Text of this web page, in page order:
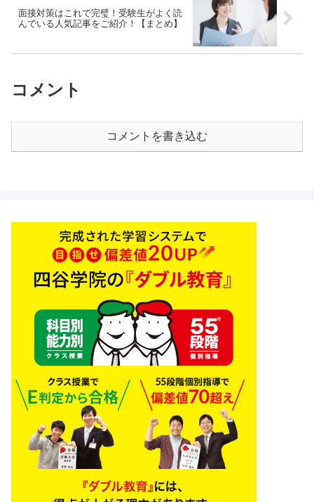
面接対策はこれで完璧！受験生がよく読
んでいる人気記事をご紹介！【まとめ】
コメント
コメントを書き込む